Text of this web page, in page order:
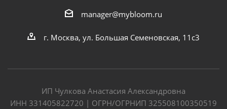
manager@mybloom.ru
г. Москва, ул. Большая Семеновская, 11с3
ИП Чулкова Анастасия Александровна
ИНН 331405822720 | ОГРН/ОГРНИП 325508100350519